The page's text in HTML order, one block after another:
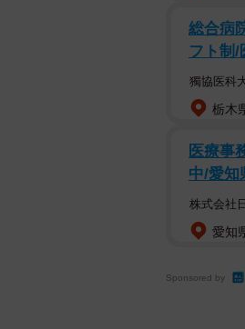
総合病
フト制/
獨協医科
栃木
医療事
中/愛知
株式会社
愛知
Sponsored by